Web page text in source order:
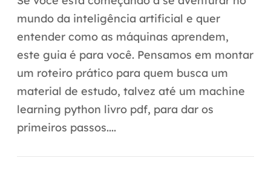
Integração de IA
RPA e hiperautomação
AI Day
Transformar dados em decisão
Data Analytics
mundo da inteligência artificial e quer
entender como as máquinas aprendem,
este guia é para você. Pensamos em montar
um roteiro prático para quem busca um
material de estudo, talvez até um machine
learning python livro pdf, para dar os
primeiros passos....